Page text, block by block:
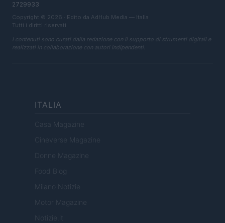
2729933
Copyright © 2026 · Edito da AdHub Media — Italia
Tutti i diritti riservati
I contenuti sono curati dalla redazione con il supporto di strumenti digitali e
realizzati in collaborazione con autori indipendenti.
ITALIA
Casa Magazine
Cineverse Magazine
Donne Magazine
Food Blog
Milano Notizie
Motor Magazine
Notizie.it